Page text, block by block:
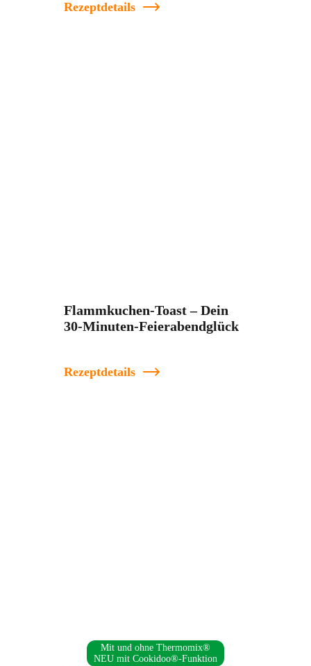
Rezeptdetails
Flammkuchen-Toast – Dein
30-Minuten-Feierabendglück
Rezeptdetails
Mit und ohne Thermomix®
NEU mit Cookidoo®-Funktion